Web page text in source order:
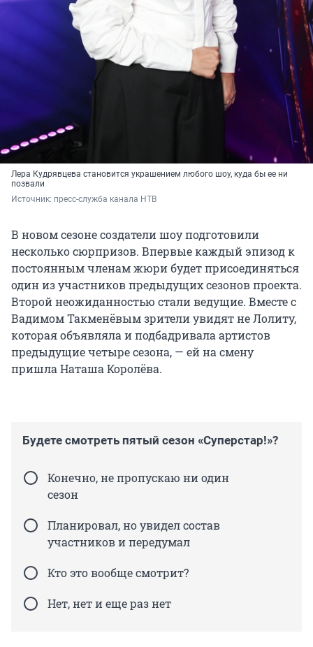
Лера Кудрявцева становится украшением любого шоу, куда бы ее ни
позвали
Источник: пресс-служба канала НТВ
В новом сезоне создатели шоу подготовили
несколько сюрпризов. Впервые каждый эпизод к
постоянным членам жюри будет присоединяться
один из участников предыдущих сезонов проекта.
Второй неожиданностью стали ведущие. Вместе с
Вадимом Такменёвым зрители увидят не Лолиту,
которая объявляла и подбадривала артистов
предыдущие четыре сезона, — ей на смену
пришла Наташа Королёва.
Будете смотреть пятый сезон «Суперстар!»?
Конечно, не пропускаю ни один
сезон
Планировал, но увидел состав
участников и передумал
Кто это вообще смотрит?
Нет, нет и еще раз нет